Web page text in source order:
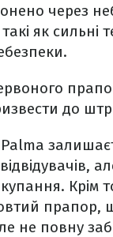
через
як сильні
до
Крім
прапор,
не повну